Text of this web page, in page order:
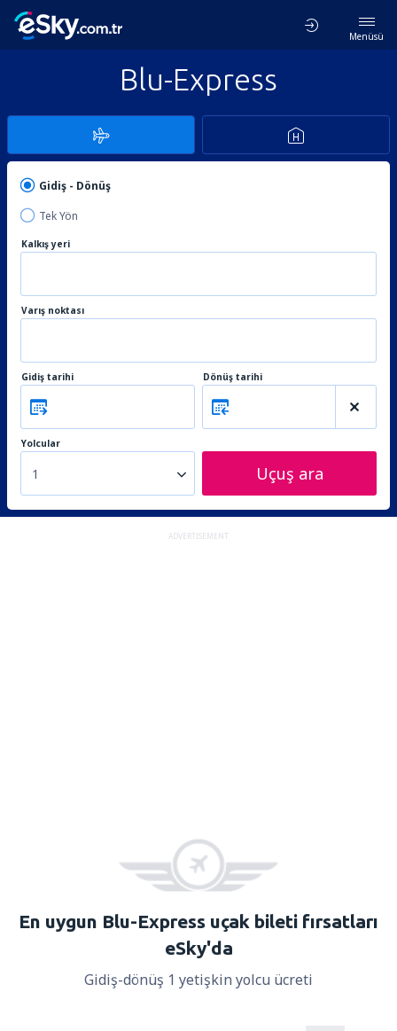
Menüsü
Blu-Express
Gidiş - Dönüş
Tek Yön
Kalkış yeri
Varış noktası
Gidiş tarihi Dönüş tarihi
Yolcular
1 Uçuş ara
ADVERTISEMENT
En uygun Blu-Express uçak bileti fırsatları
eSky'da
Gidiş-dönüş 1 yetişkin yolcu ücreti